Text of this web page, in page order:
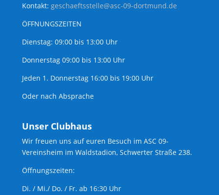
Kontakt: geschaeftsstelle@asc-09-dortmund.de
ÖFFNUNGSZEITEN
Dienstag: 09:00 bis 13:00 Uhr
Donnerstag 09:00 bis 13:00 Uhr
Jeden 1. Donnerstag 16:00 bis 19:00 Uhr
Oder nach Absprache
Unser Clubhaus
Wir freuen uns auf euren Besuch im ASC 09-
Vereinsheim im Waldstadion, Schwerter Straße 238.
Öffnungszeiten:
Di. / Mi./ Do. / Fr. ab 16:30 Uhr